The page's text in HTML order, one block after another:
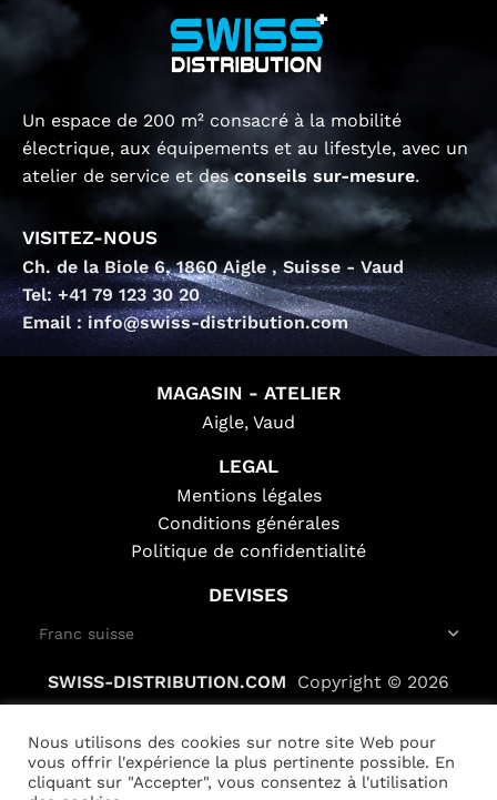
Un espace de 200 m² consacré à la mobilité
électrique, aux équipements et au lifestyle, avec un
atelier de service et desconseils sur-mesure.
VISITEZ-NOUS
Ch. de la Biole 6, 1860 Aigle , Suisse - Vaud
Tel: +41 79 123 30 20
Email : info@swiss-distribution.com
MAGASIN - ATELIER
Aigle, Vaud
LEGAL
Mentions légales
Conditions générales
Politique de confidentialité
DEVISES
SWISS-DISTRIBUTION.COM Copyright © 2026
Nous utilisons des cookies sur notre site Web pour
vous offrir l'expérience la plus pertinente possible. En
cliquant sur "Accepter", vous consentez à l'utilisation